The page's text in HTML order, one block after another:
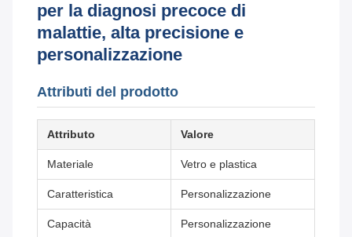
per la diagnosi precoce di
malattie, alta precisione e
personalizzazione
Attributi del prodotto
Attributo Valore
Materiale Vetro e plastica
Caratteristica Personalizzazione
Capacità Personalizzazione